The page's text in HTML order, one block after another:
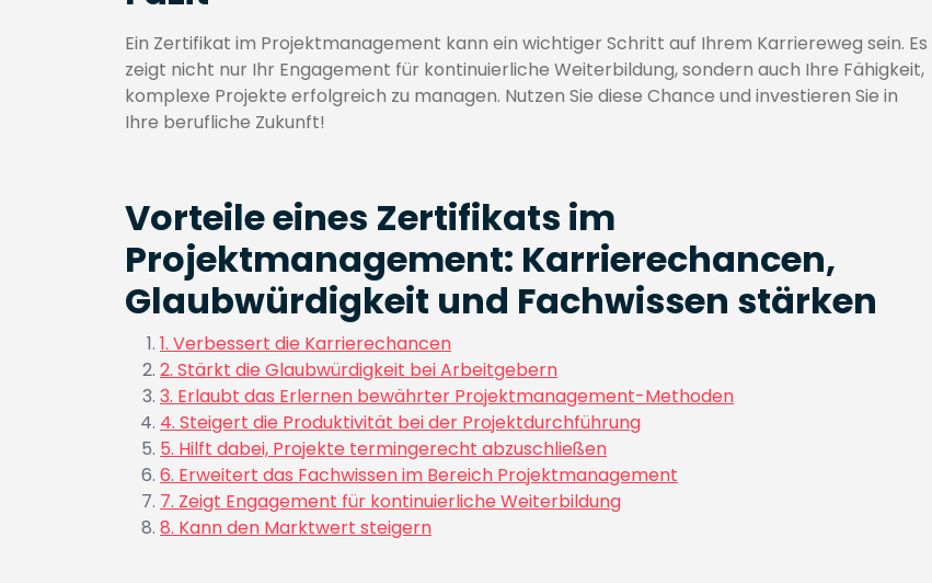
Ein Zertifikat im Projektmanagement kann ein wichtiger Schritt auf Ihrem Karriereweg sein. Es
zeigt nicht nur Ihr Engagement für kontinuierliche Weiterbildung, sondern auch Ihre Fähigkeit,
komplexe Projekte erfolgreich zu managen. Nutzen Sie diese Chance und investieren Sie in
Ihre berufliche Zukunft!
Vorteile eines Zertifikats im
Projektmanagement: Karrierechancen,
Glaubwürdigkeit und Fachwissen stärken
1. Verbessert die Karrierechancen
2. Stärkt die Glaubwürdigkeit bei Arbeitgebern
3. Erlaubt das Erlernen bewährter Projektmanagement-Methoden
4. Steigert die Produktivität bei der Projektdurchführung
5. Hilft dabei, Projekte termingerecht abzuschließen
6. Erweitert das Fachwissen im Bereich Projektmanagement
7. Zeigt Engagement für kontinuierliche Weiterbildung
8. Kann den Marktwert steigern